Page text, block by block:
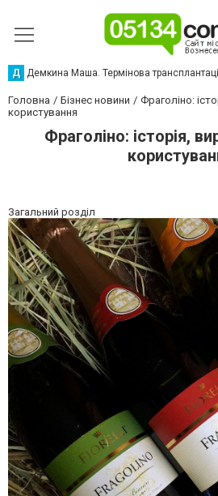
Д Демкина Маша. Термінова
Головна Бізнес новини
Фраголіно:
користування
Фраголіно: історія,
Загальний розділ